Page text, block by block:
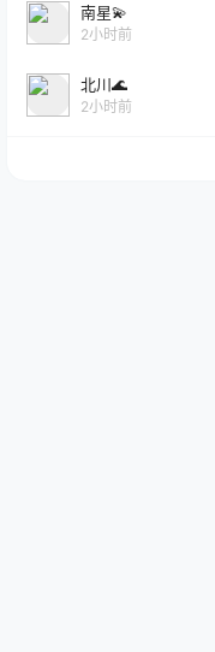
南星💫
2小时前
北川🌊
2小时前